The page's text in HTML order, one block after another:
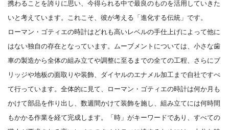
携わることを誇りに思い、今得られる中で最良のものを活用していきた
いと考えています。これこそ、彼が考える「進化する伝統」です。
ローマン・ゴティエの時計はどれも高いレベルの手仕上げによって他に
はない独自の存在となっています。ムーブメントについては、小さな歯
車の製造から全体の組み立てや調整に至るまでの全ての工程、さらにブ
リッジや地板の面取りや装飾、ダイヤルのエナメル加工まで自社ですべ
て行っています。 全体的に見て、ローマン・ゴティエの時計は何か月も
かけて部品を作り出し、数週間かけて装飾を施し、組み立てには何時間
もかかる作業を経て完成します。「時」がキーワードであり、すべての